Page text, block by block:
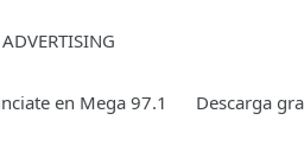
en Mega 97.1 Descarga